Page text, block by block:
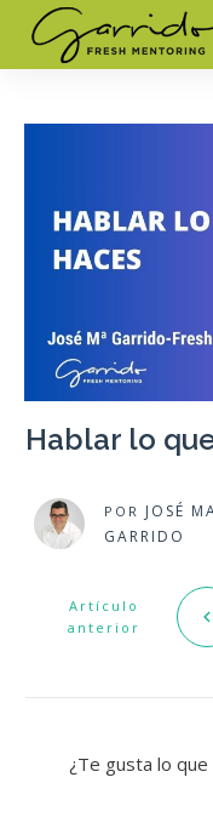
Hablar lo
POR JOSÉ
GARRIDO
Artículo
anterior
¿Te gusta lo que